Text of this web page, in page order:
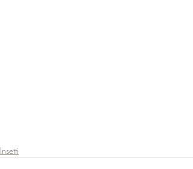
Insetti